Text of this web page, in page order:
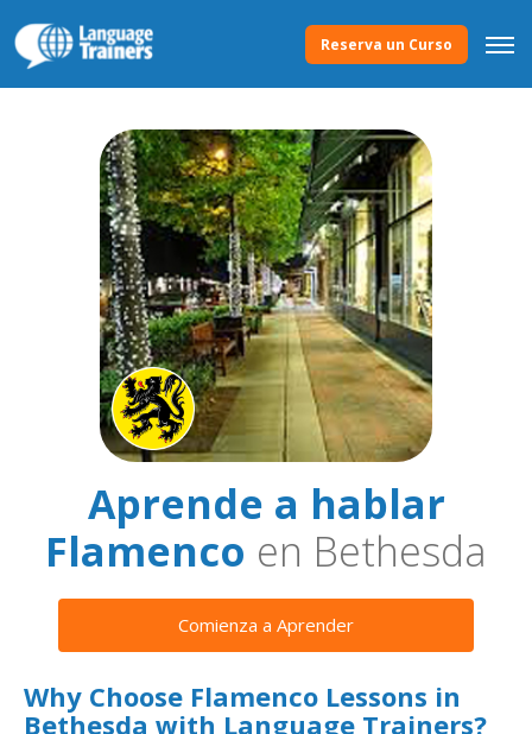
Reserva un Curso
Aprende a hablar
Flamenco en Bethesda
Comienza a Aprender
Why Choose Flamenco Lessons in
Bethesda with Language Trainers?